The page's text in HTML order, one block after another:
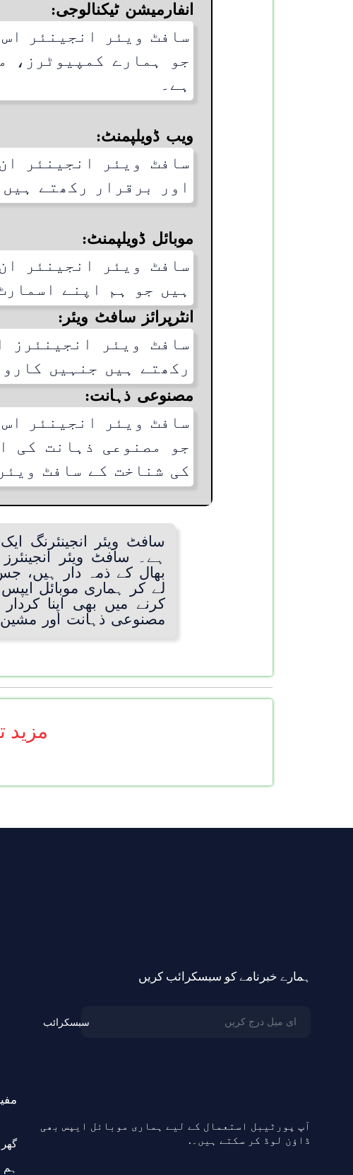
انفارمیشن ٹیکنالوجی:
سافٹ ویئر انجینئر
جو ہمارے کمپیوٹرز،
ہے۔
ویب ڈویلپمنٹ:
سافٹ ویئر انجینئر
اور برقرار رکھتے
موبائل ڈویلپمنٹ:
سافٹ ویئر انجینئر
ہیں جو ہم اپنے
انٹرپرائز سافٹ ویئر:
سافٹ ویئر انجینئرز
رکھتے ہیں جنہیں
مصنوعی ذہانت:
سافٹ ویئر انجینئر
جو مصنوعی ذہانت کی
کی شناخت کے سافٹ
سافٹ ویئر انجینئرنگ
ہے۔ سافٹ ویئر
بھال کے ذمہ دار ہیں،
لے کر ہماری موبائل
کرنے میں بھی اپنا
مصنوعی ذہانت اور مشین
مزید
ہمارے خبرنامے کو سبسکرائب کریں
سبسکرائب
آپ پورٹیبل استعمال کے لیے ہماری موبائل ایپس بھی
ڈاؤن لوڈ کر سکتے ہیں۔.
گھر
ہم